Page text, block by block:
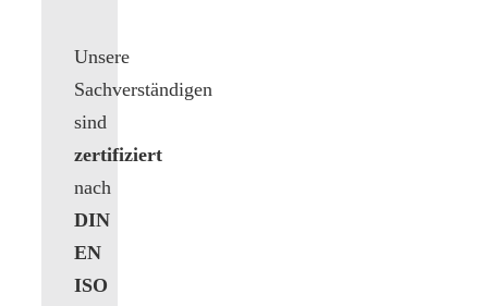
Unsere
Sachverständigen
sind
zertifiziert
nach
DIN
EN
ISO